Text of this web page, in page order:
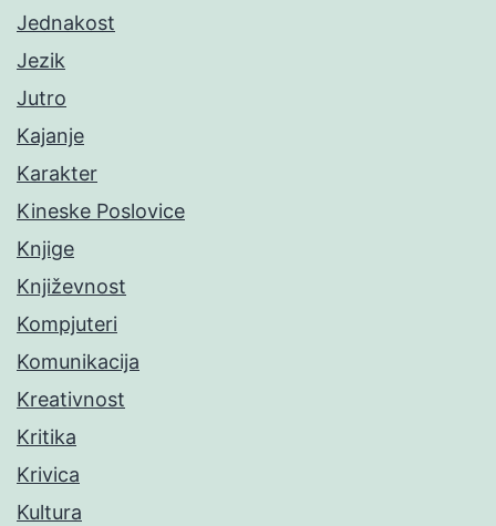
Jednakost
Jezik
Jutro
Kajanje
Karakter
Kineske Poslovice
Knjige
Književnost
Kompjuteri
Komunikacija
Kreativnost
Kritika
Krivica
Kultura